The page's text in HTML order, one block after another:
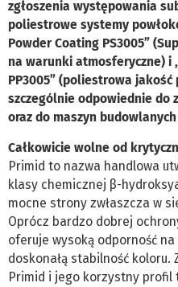
zgłoszenia występowania
poliestrowe systemy
Powder Coating PS3005”
na warunki atmosferyczne) i
PP3005” (poliestrowa jakość
szczególnie odpowiednie do
oraz do maszyn
Całkowicie wolne od
Primid to nazwa handlowa
klasy chemicznej β-
mocne strony zwłaszcza w
Oprócz bardzo dobrej
oferuje wysoką odporność
doskonałą stabilność
Primid i jego korzystny profil